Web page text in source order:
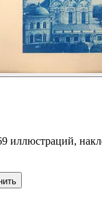
иллюстраций,